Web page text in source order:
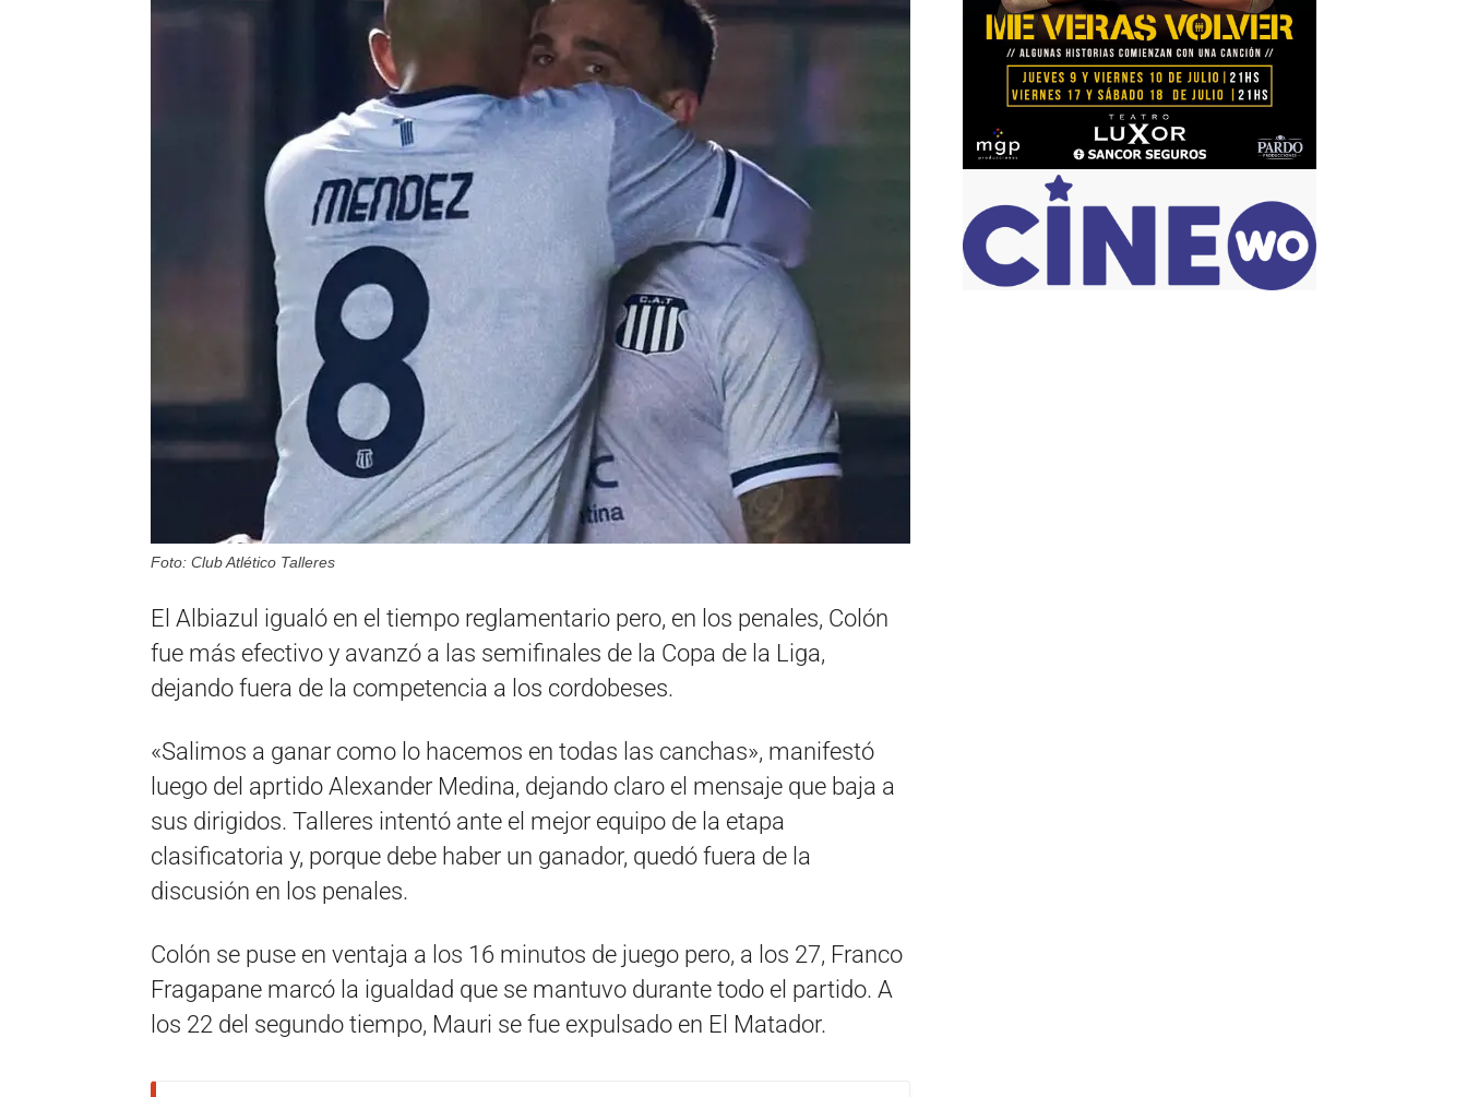
Foto: Club Atlético Talleres
El Albiazul igualó en el tiempo reglamentario pero, en los penales, Colón
fue más efectivo y avanzó a las semifinales de la Copa de la Liga,
dejando fuera de la competencia a los cordobeses.
«Salimos a ganar como lo hacemos en todas las canchas», manifestó
luego del aprtido Alexander Medina, dejando claro el mensaje que baja a
sus dirigidos. Talleres intentó ante el mejor equipo de la etapa
clasificatoria y, porque debe haber un ganador, quedó fuera de la
discusión en los penales.
Colón se puse en ventaja a los 16 minutos de juego pero, a los 27, Franco
Fragapane marcó la igualdad que se mantuvo durante todo el partido. A
los 22 del segundo tiempo, Mauri se fue expulsado en El Matador.